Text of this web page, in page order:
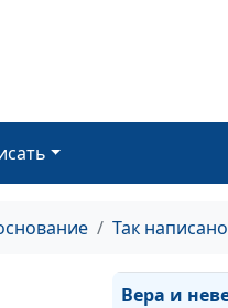
Так написано
жив будет
В ожидании
Вера и